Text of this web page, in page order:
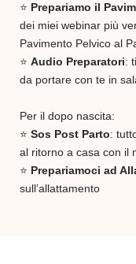
⭐️ Prepariamo il
dei miei webinar più
Pavimento Pelvico al
⭐️ Audio Preparatori:
da portare con te in
Per il dopo nascita:
⭐️ Sos Post Parto:
al ritorno a casa con il
⭐️ Prepariamoci ad
sull’allattamento